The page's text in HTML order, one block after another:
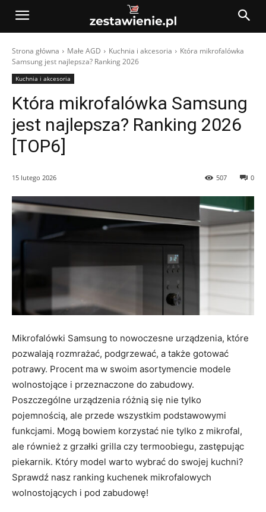
Strona główna Małe AGD Kuchnia i akcesoria
Która mikrofalówka
Samsung jest najlepsza? Ranking 2026
Kuchnia i akcesoria
Która mikrofalówka Samsung
jest najlepsza? Ranking 2026
[TOP6]
15 lutego 2026 0
507
Mikrofalówki Samsung to nowoczesne urządzenia, które
pozwalają rozmrażać, podgrzewać, a także gotować
potrawy. Procent ma w swoim asortymencie modele
wolnostojące i przeznaczone do zabudowy.
Poszczególne urządzenia różnią się nie tylko
pojemnością, ale przede wszystkim podstawowymi
funkcjami. Mogą bowiem korzystać nie tylko z mikrofal,
ale również z grzałki grilla czy termoobiegu, zastępując
piekarnik. Który model warto wybrać do swojej kuchni?
Sprawdź nasz ranking kuchenek mikrofalowych
wolnostojących i pod zabudowę!